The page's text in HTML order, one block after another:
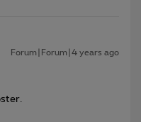
Forum|Forum|4 years ago